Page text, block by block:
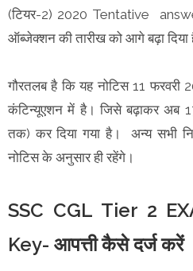
(टियर-2) 2020 Tentative
ऑब्जेक्शन की तारीख को आगे बढ़ा दिया
गौरतलब है कि यह नोटिस 11 फरवरी
कंटिन्यूएशन में है। जिसे बढ़ाकर अब
तक) कर दिया गया है। अन्य सभी
नोटिस के अनुसार ही रहेंगे।
SSC CGL Tier 2
Key- आपत्ती कैसे दर्ज करें